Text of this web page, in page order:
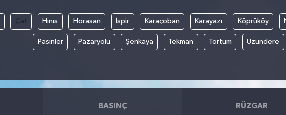
Çat Hınıs Horasan İspir Karaçoban Karayazı Köprüköy
Pasinler Pazaryolu Şenkaya Tekman Tortum Uzundere
BASINÇ RÜZGAR